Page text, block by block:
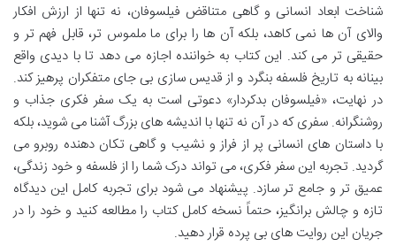
شناخت ابعاد انسانی و گاهی متناقض فیلسوفان، نه تنها از ارزش افکار
والای آن ها نمی کاهد، بلکه آن ها را برای ما ملموس تر، قابل فهم تر و
حقیقی تر می کند. این کتاب به خواننده اجازه می دهد تا با دیدی واقع
بینانه به تاریخ فلسفه بنگرد و از قدیس سازی بی جای متفکران پرهیز کند.
در نهایت، «فیلسوفان بدکردار» دعوتی است به یک سفر فکری جذاب و
روشنگرانه. سفری که در آن نه تنها با اندیشه های بزرگ آشنا می شوید، بلکه
با داستان های انسانی پر از فراز و نشیب و گاهی تکان دهنده روبرو می
گردید. تجربه این سفر فکری، می تواند درک شما را از فلسفه و خود زندگی،
عمیق تر و جامع تر سازد. پیشنهاد می شود برای تجربه کامل این دیدگاه
تازه و چالش برانگیز، حتماً نسخه کامل کتاب را مطالعه کنید و خود را در
جریان این روایت های بی پرده قرار دهید.